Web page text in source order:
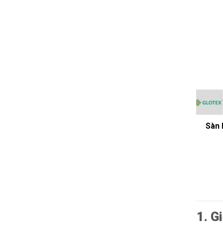
Sàn
1.